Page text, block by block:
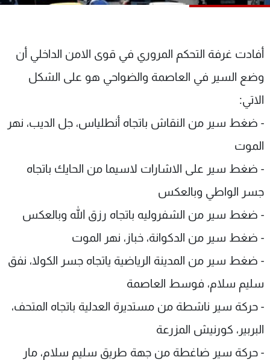
أفادت غرفة التحكم المروري في قوى الامن الداخلي أن
وضع السير في العاصمة والضواحي هو على الشكل
الاتي:
- ضغط سير من النقاش باتجاه أنطلياس، جل الديب، نهر
الموت
- ضغط سير على الاشارات لاسيما من الحايك باتجاه
جسر الواطي وبالعكس
- ضغط سير من الشفروليه باتجاه رزق الله وبالعكس
- ضغط سير من الدكوانة، خباز، نهر الموت
- ضغط سير من المدينة الرياضية ياتجاه جسر الكولا، نفق
سليم سلام، فوسط العاصمة
- حركة سير ناشطة من مستديرة العدلية باتجاه المتحف،
البربير، كورنيش المزرعة
- حركة سير ضاغطة من جهة طريق سليم سلام، مار
الإنـتـاج
لاعلاناتكم
تواصل معنا